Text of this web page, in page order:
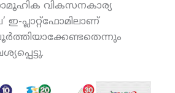
വികസനകാര്യ
ഇ-പ്ലാറ്റ്‌ഫോമിലാണ്